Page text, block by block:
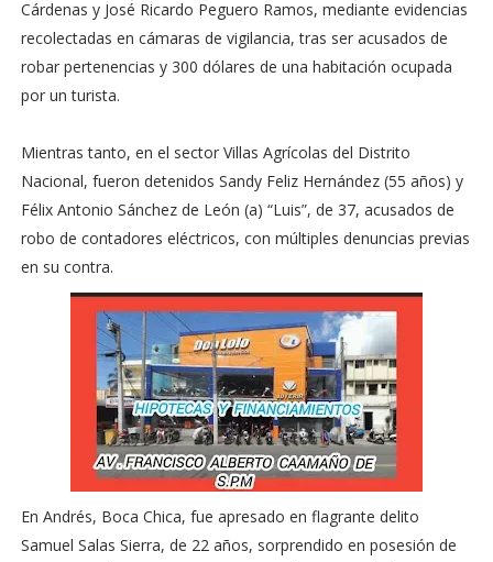
Cárdenas y José Ricardo Peguero Ramos, mediante evidencias
recolectadas en cámaras de vigilancia, tras ser acusados de
robar pertenencias y 300 dólares de una habitación ocupada
por un turista.
Mientras tanto, en el sector Villas Agrícolas del Distrito
Nacional, fueron detenidos Sandy Feliz Hernández (55 años) y
Félix Antonio Sánchez de León (a) “Luis”, de 37, acusados de
robo de contadores eléctricos, con múltiples denuncias previas
en su contra.
En Andrés, Boca Chica, fue apresado en flagrante delito
Samuel Salas Sierra, de 22 años, sorprendido en posesión de